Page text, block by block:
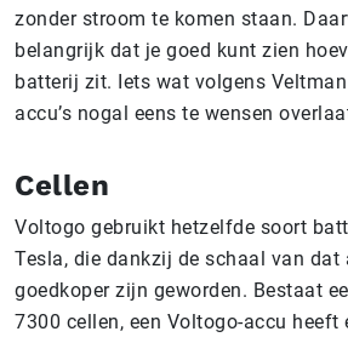
zonder stroom te komen staan.
belangrijk dat je goed kunt zien
batterij zit. Iets wat volgens
accu’s nogal eens te wensen
Cellen
Voltogo gebruikt hetzelfde soort
Tesla, die dankzij de schaal van
goedkoper zijn geworden. Bestaat
7300 cellen, een Voltogo-accu heeft